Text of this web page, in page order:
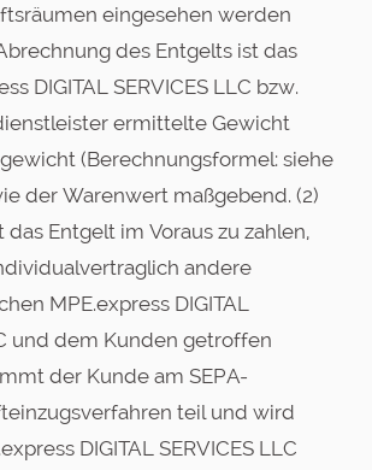
eingesehen werden
des Entgelts ist das
DIGITAL SERVICES LLC bzw.
ermittelte Gewicht
(Berechnungsformel: siehe
der Warenwert maßgebend. (2)
das Entgelt im Voraus zu zahlen,
andere
MPE.express DIGITAL
und dem Kunden getroffen
der Kunde am SEPA-
teil und wird
DIGITAL SERVICES LLC